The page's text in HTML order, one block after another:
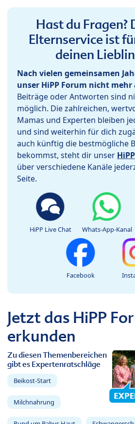
Hast du Fragen?
Elternservice ist
deinen
Nach vielen gemeinsamen
unser HiPP Forum nicht mehr
Beiträge oder Antworten sind
möglich. Die zahlreichen,
Mamas und Experten bleiben
und sind weiterhin für dich
auch künftig die bestmögliche
bekommst, steht dir unser
über verschiedene Kanäle
Seite.
HiPP Live Chat Whats-App-Kanal
Facebook
Jetzt das HiPP
erkunden
Zu diesen Themenbereichen
gibt es Expertenratschläge
Beikost-Start
Milchnahrung